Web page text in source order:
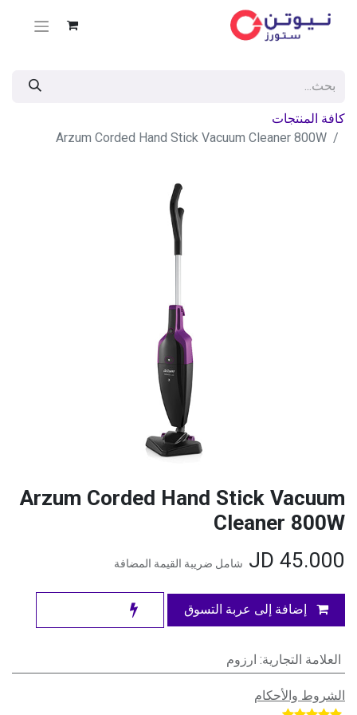
كافة المنتجات
Arzum Corded Hand Stick Vacuum Cleaner 800W
Arzum Corded Hand Stick Vacuum
Cleaner 800W
45.000
شامل ضريبة القيمة المضافة
إضافة إلى عربة التسوق
العلامة التجارية: ارزوم
الشروط والأحكام